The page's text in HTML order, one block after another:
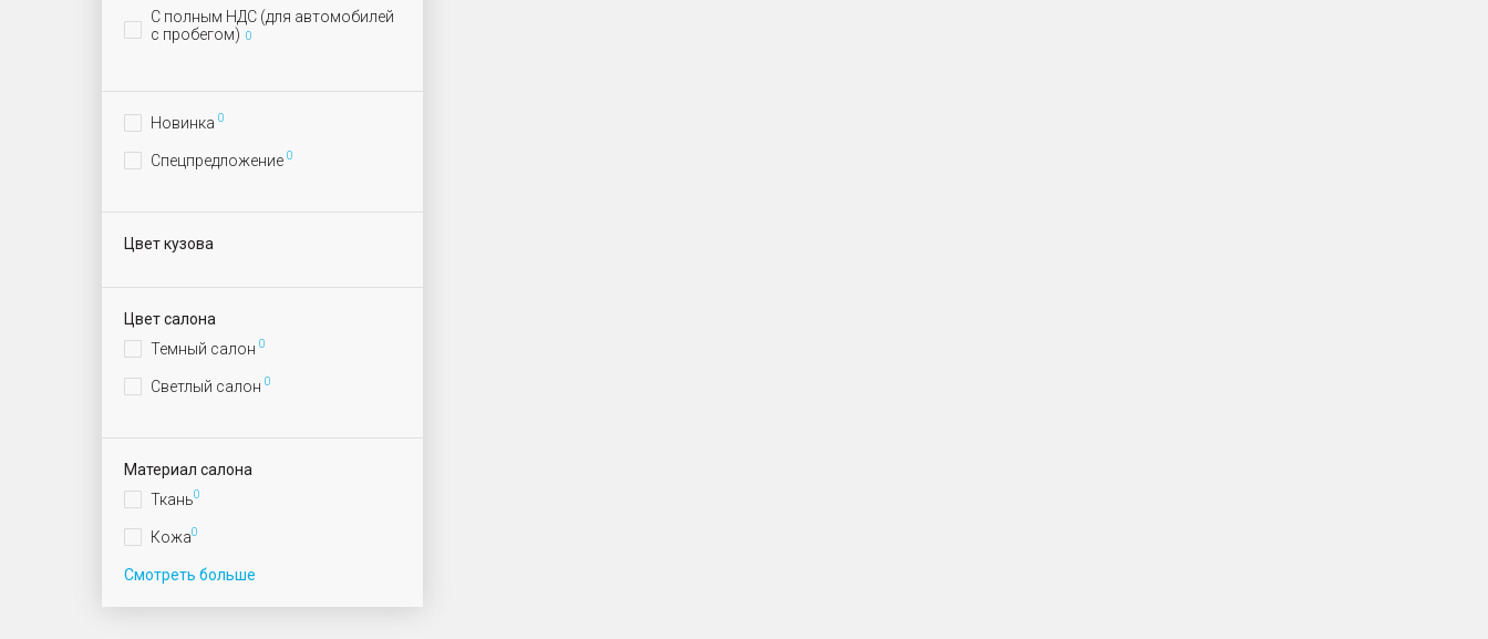
С полным НДС (для автомобилей
с пробегом) 0
Новинка 0
Спецпредложение 0
Цвет кузова
Цвет салона
Темный салон 0
Светлый салон 0
Материал салона
Ткань0
Кожа0
Смотреть больше